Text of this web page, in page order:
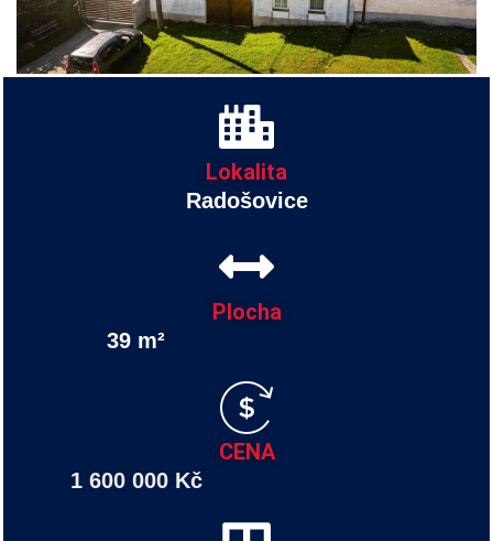
Lokalita
Radošovice
Plocha
39 m²
CENA
1 600 000 Kč